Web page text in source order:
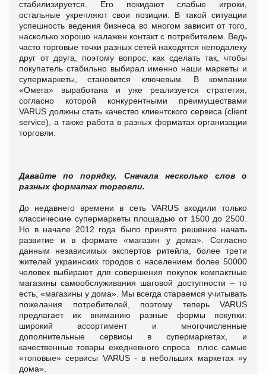
стабилизируется. Его покидают слабые игроки,
остальные укрепляют свои позиции. В такой ситуации
успешность ведения бизнеса во многом зависит от того,
насколько хорошо налажен контакт с потребителем. Ведь
часто торговые точки разных сетей находятся неподалеку
друг от друга, поэтому вопрос, как сделать так, чтобы
покупатель стабильно выбирал именно наши маркеты и
супермаркеты, становится ключевым. В компании
«Омега» выработана и уже реализуется стратегия,
согласно которой конкурентными преимуществами
VARUS должны стать качество клиентского сервиса (client
service), а также работа в разных форматах организации
торговли.
Давайте по порядку. Сначала несколько слов о
разных форматах торговли.
До недавнего времени в сеть VARUS входили только
классические супермаркеты площадью от 1500 до 2500.
Но в начале 2012 года было принято решение начать
развитие и в формате «магазин у дома». Согласно
данным независимых экспертов ритейла, более трети
жителей украинских городов с населением более 50000
человек выбирают для совершения покупок компактные
магазины самообслуживания шаговой доступности – то
есть, «магазины у дома». Мы всегда стараемся учитывать
пожелания потребителей, поэтому теперь VARUS
предлагает их вниманию разные формы покупки:
широкий ассортимент и многочисленные
дополнительные сервисы в супермаркетах, и
качественные товары ежедневного спроса плюс самые
«топовые» сервисы VARUS - в небольших маркетах «у
дома».